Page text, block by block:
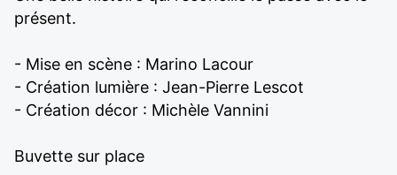
présent.
- Mise en scène : Marino Lacour
- Création lumière : Jean-Pierre Lescot
- Création décor : Michèle Vannini
Buvette sur place